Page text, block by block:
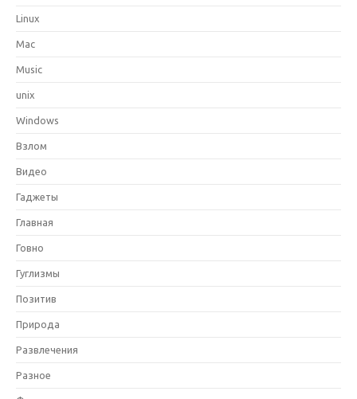
Linux
Mac
Music
unix
Windows
Взлом
Видео
Гаджеты
Главная
Говно
Гуглизмы
Позитив
Природа
Развлечения
Разное